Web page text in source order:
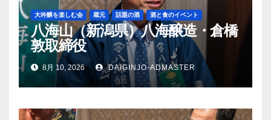
大吟醸を楽しむ会 蔵元 話題の酒 酒と食のイベント
八海山（新潟県）八海醸造・倉橋
敦取締役
8月 10, 2026 DAIGINJO-ADMASTER